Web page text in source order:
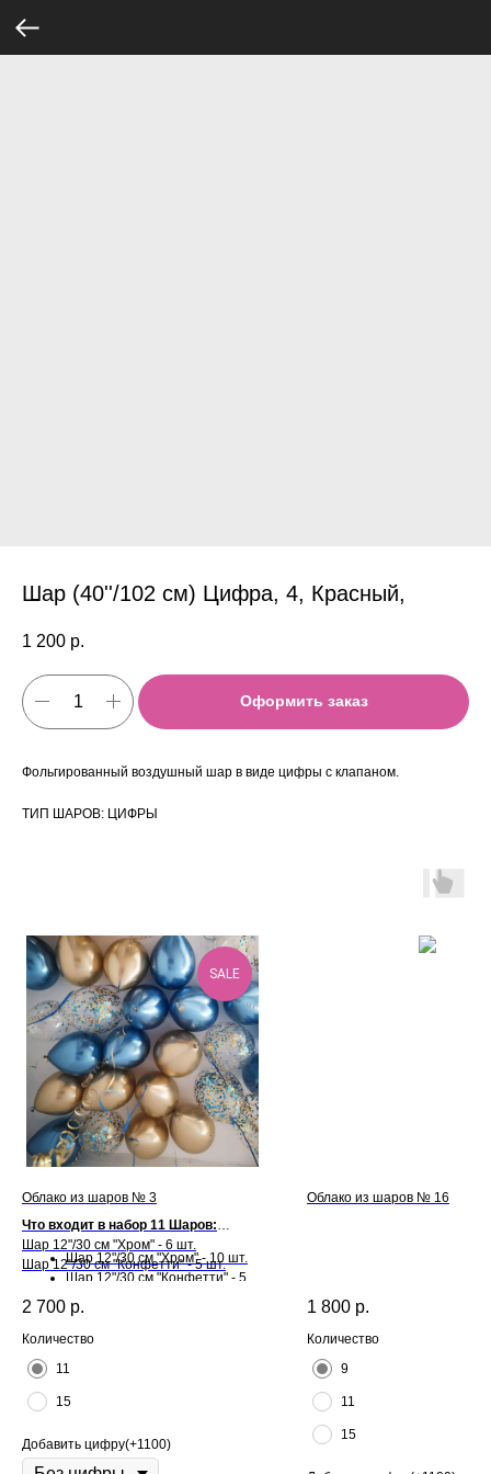
Шар (40''/102 см) Цифра, 4, Красный,
1 200 р.
Оформить заказ
Фольгированный воздушный шар в виде цифры с клапаном.
ТИП ШАРОВ: ЦИФРЫ
SALE
Облако из шаров № 3
Что входит в набор 11 Шаров:
Шар 12"/30 см "Хром" - 6 шт.
Шар 12"/30 см "Конфетти" - 5 шт.
Что входит в набор 15 Шаров:
Шар 12"/30 см "Хром" - 10 шт.
Шар 12"/30 см "Конфетти" - 5
2 700 р.
Количество
11
15
Добавить цифру(+1100)
Облако из шаров № 16
1 800 р.
Количество
9
11
15